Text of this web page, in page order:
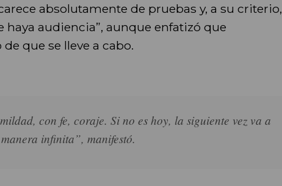
absolutamente de pruebas y, a su criterio,
haya audiencia”, aunque enfatizó que
que se lleve a cabo.
con fe, coraje. Si no es hoy, la siguiente vez va a
infinita”, manifestó.